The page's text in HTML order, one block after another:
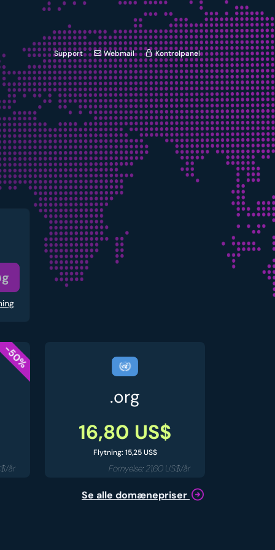
Support Webmail Kontrolpanel
-50%
år
.org
16,80 US$
Flytning: 15,25 US$
Fornyelse: 21,60 US$/år
Se alle domænepriser